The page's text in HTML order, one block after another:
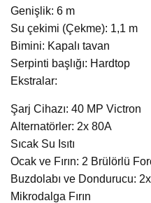
Genişlik: 6 m
Su çekimi (Çekme): 1,1 m
Bimini: Kapalı tavan
Serpinti başlığı: Hardtop
Ekstralar:
Şarj Cihazı: 40 MP Victron
Alternatörler: 2x 80A
Sıcak Su Isıtı
Ocak ve Fırın: 2 Brülörlü
Buzdolabı ve Dondurucu:
Mikrodalga Fırın